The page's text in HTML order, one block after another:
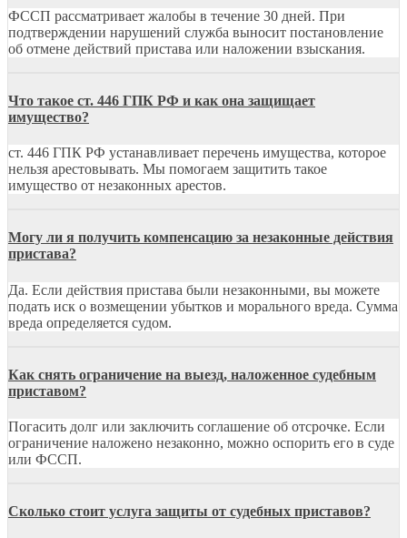
ФССП рассматривает жалобы в течение 30 дней. При
подтверждении нарушений служба выносит постановление
об отмене действий пристава или наложении взыскания.
Что такое ст. 446 ГПК РФ и как она защищает
имущество?
ст. 446 ГПК РФ устанавливает перечень имущества, которое
нельзя арестовывать. Мы помогаем защитить такое
имущество от незаконных арестов.
Могу ли я получить компенсацию за незаконные действия
пристава?
Да. Если действия пристава были незаконными, вы можете
подать иск о возмещении убытков и морального вреда. Сумма
вреда определяется судом.
Как снять ограничение на выезд, наложенное судебным
приставом?
Погасить долг или заключить соглашение об отсрочке. Если
ограничение наложено незаконно, можно оспорить его в суде
или ФССП.
Сколько стоит услуга защиты от судебных приставов?